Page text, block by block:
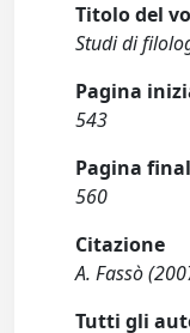
Titolo del
Studi di
Pagina
543
Pagina
560
Citazione
A. Fassò
Tutti gli